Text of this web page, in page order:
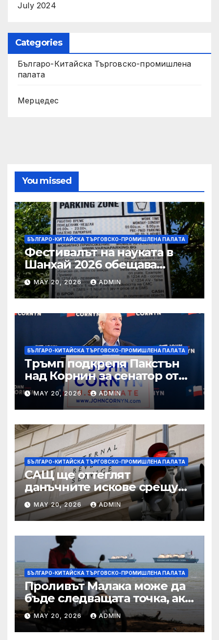
July 2024
Categories
Българо-Китайска Търговско-промишлена
палaта
Мерцедес
You missed
БЪЛГАРО-КИТАЙСКА ТЪРГОВСКО-ПРОМИШЛЕНА ПАЛAТА
Фестивалът на науката в
Шанхай 2026 обещава
вълнуващи научно-
технологични иновации
MAY 20, 2026 ADMIN
БЪЛГАРО-КИТАЙСКА ТЪРГОВСКО-ПРОМИШЛЕНА ПАЛAТА
Тръмп подкрепя Пакстън
над Корнин за сенатор от
Тексас в шокираща
подкрепа
MAY 20, 2026 ADMIN
БЪЛГАРО-КИТАЙСКА ТЪРГОВСКО-ПРОМИШЛЕНА ПАЛAТА
САЩ ще оттеглят
данъчните искове срещу
Тръмп „завинаги“ в
сделката за съдебно дело с
IRS
MAY 20, 2026 ADMIN
БЪЛГАРО-КИТАЙСКА ТЪРГОВСКО-ПРОМИШЛЕНА ПАЛAТА
Проливът Малака може да
бъде следващата точка, ако
Азия не внимава
MAY 20, 2026 ADMIN